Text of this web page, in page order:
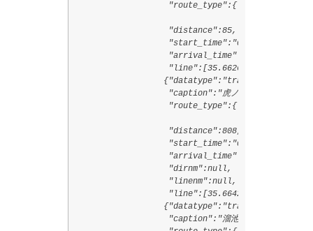
                   "route_type":{"code":"2008",
                   "distance":85,
                   "start_time":"0918",
                   "arrival_time":"0919",
                  {"datatype":"train",
                   "caption":"虎ノ門駅",
                   "route_type":{"code":"3000",
                   "distance":808,
                   "start_time":"0917",
                   "arrival_time":"0919",
                   "dirnm":null,
                   "linenm":null,
                  {"datatype":"train",
                   "caption":"溜池山王駅",